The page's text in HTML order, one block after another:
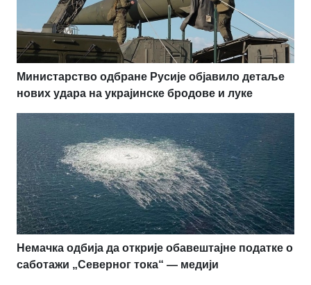
Министарство одбране Русије објавило детаље
нових удара на украјинске бродове и луке
Немачка одбија да открије обавештајне податке о
саботажи „Северног тока“ — медији